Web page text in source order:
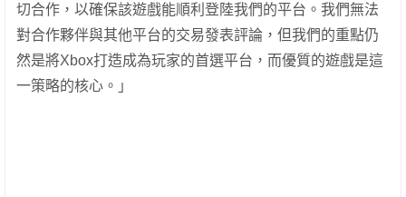
切合作，以確保該遊戲能順利登陸我們的平台。我們無法
對合作夥伴與其他平台的交易發表評論，但我們的重點仍
然是將Xbox打造成為玩家的首選平台，而優質的遊戲是這
一策略的核心。」